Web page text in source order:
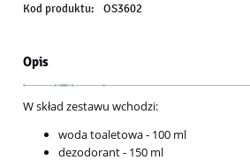
Kod produktu: OS3602
Opis
W skład zestawu wchodzi:
woda toaletowa - 100 ml
dezodorant - 150 ml